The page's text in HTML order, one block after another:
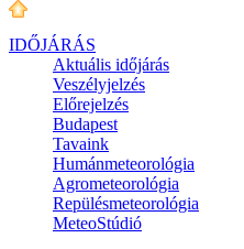
IDŐJÁRÁS
Aktuális időjárás
Veszélyjelzés
Előrejelzés
Budapest
Tavaink
Humánmeteorológia
Agrometeorológia
Repülésmeteorológia
MeteoStúdió